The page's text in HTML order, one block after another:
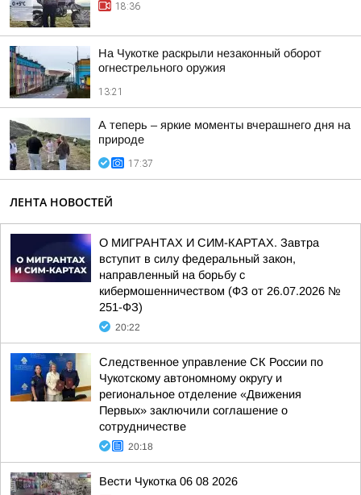
18:36
На Чукотке раскрыли незаконный оборот
огнестрельного оружия
13:21
А теперь – яркие моменты вчерашнего дня на
природе
17:37
ЛЕНТА НОВОСТЕЙ
О МИГРАНТАХ И СИМ-КАРТАХ. Завтра
вступит в силу федеральный закон,
направленный на борьбу с
кибермошенничеством (ФЗ от 26.07.2026 №
251-ФЗ)
20:22
Следственное управление СК России по
Чукотскому автономному округу и
региональное отделение «Движения
Первых» заключили соглашение о
сотрудничестве
20:18
Вести Чукотка 06 08 2026